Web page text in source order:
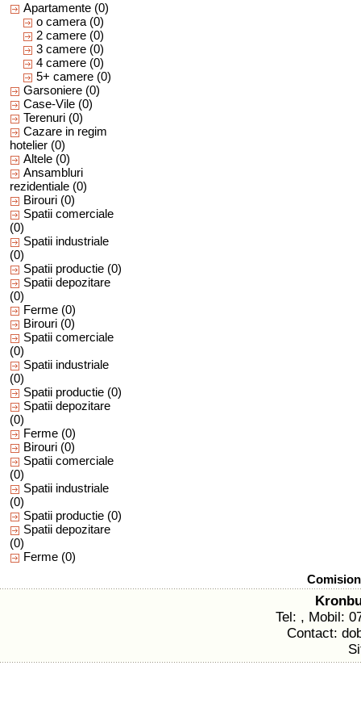
Apartamente (0)
o camera (0)
2 camere (0)
3 camere (0)
4 camere (0)
5+ camere (0)
Garsoniere (0)
Case-Vile (0)
Terenuri (0)
Cazare in regim
hotelier (0)
Altele (0)
Ansambluri
rezidentiale (0)
Birouri (0)
Spatii comerciale
(0)
Spatii industriale
(0)
Spatii productie (0)
Spatii depozitare
(0)
Ferme (0)
Birouri (0)
Spatii comerciale
(0)
Spatii industriale
(0)
Spatii productie (0)
Spatii depozitare
(0)
Ferme (0)
Birouri (0)
Spatii comerciale
(0)
Spatii industriale
(0)
Spatii productie (0)
Spatii depozitare
(0)
Ferme (0)
Tel: , Mobil:
Contact: